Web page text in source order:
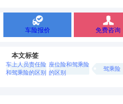
车险报价 免费咨询
本文标签
车上人员责任险
和驾乘险的区别
座位险和驾乘险
的区别
驾乘险